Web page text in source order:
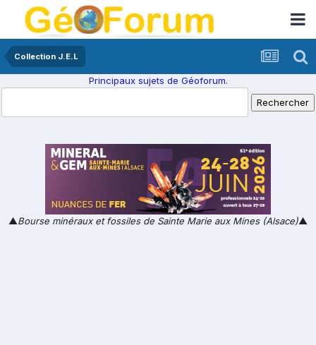
Collection J.E.L
Principaux sujets de Géoforum.
▲Bourse minéraux et fossiles de Sainte Marie aux Mines (Alsace)▲